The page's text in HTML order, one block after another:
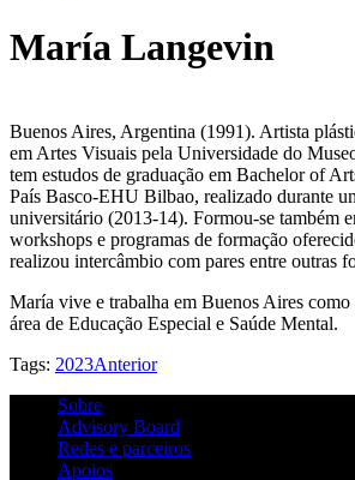
María Langevin
Buenos Aires, Argentina (1991). Artista
em Artes Visuais pela Universidade do
tem estudos de graduação em Bachelor of
País Basco-EHU Bilbao, realizado durante
universitário (2013-14). Formou-se também
workshops e programas de formação
realizou intercâmbio com pares entre outras
María vive e trabalha em Buenos Aires como
área de Educação Especial e Saúde Mental.
Tags: 2023Anterior
Sobre
Advisory Board
Redes e parceiros
Apoios